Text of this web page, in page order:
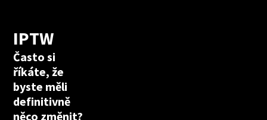
IPTW
Často si
říkáte, že
byste měli
definitivně
něco změnit?